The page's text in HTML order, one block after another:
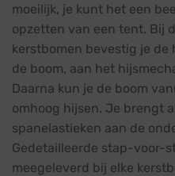
moeilijk, je kunt het een
opzetten van een tent. Bij
kerstbomen bevestig je de
de boom, aan het
Daarna kun je de boom
omhoog hijsen. Je brengt
spanelastieken aan de
Gedetailleerde stap-voor-
meegeleverd bij elke